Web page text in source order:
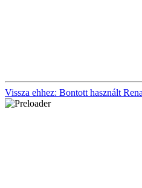
Vissza ehhez: Bontott használt